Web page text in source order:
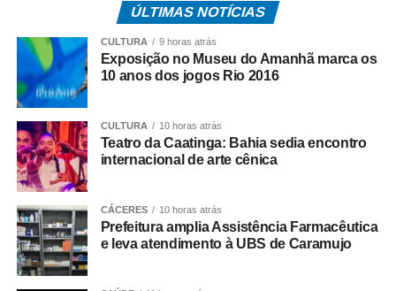
evitando deslocamentos desnecessários até a área
urbana de Cáceres.
Com a presença de uma profissional farmacêutica, os
usuários também passam a contar com orientações sobre
administração, os cuidados com o armazenamento e a
continuidade dos tratamentos. O serviço contribui para
aumentar a segurança dos pacientes e promover o uso
racional dos medicamentos.
O secretário municipal de Saúde, Cláudio Henrique
Donatoni, explicou que os munícipes podem retirar os
ÚLTIMAS NOTÍCIAS
CULTURA 9 horas atrás
Exposição no Museu do Amanhã marca os
10 anos dos jogos Rio 2016
CULTURA 10 horas atrás
Teatro da Caatinga: Bahia sedia encontro
internacional de arte cênica
CÁCERES 10 horas atrás
Prefeitura amplia Assistência Farmacêutica
e leva atendimento à UBS de Caramujo